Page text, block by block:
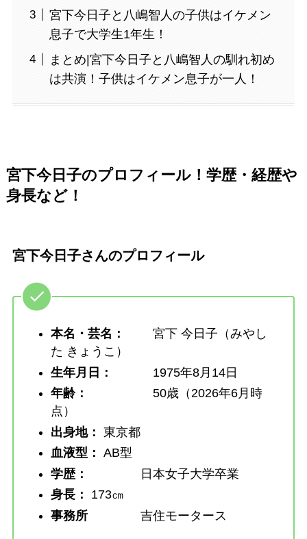
宮下今日子と八嶋智人の子供はイケメン
息子で大学生1年生！
まとめ|宮下今日子と八嶋智人の馴れ初め
は共演！子供はイケメン息子が一人！
宮下今日子のプロフィール！学歴・経歴や
身長など！
宮下今日子さんのプロフィール
本名・芸名：
宮下 今日子（みやし
た きょうこ）
生年月日：
1975年8月14日
年齢：
50歳（2026年6月時
点）
出身地： 東京都
血液型： AB型
学歴：
日本女子大学卒業
身長：
173㎝
事務所吉住モータース